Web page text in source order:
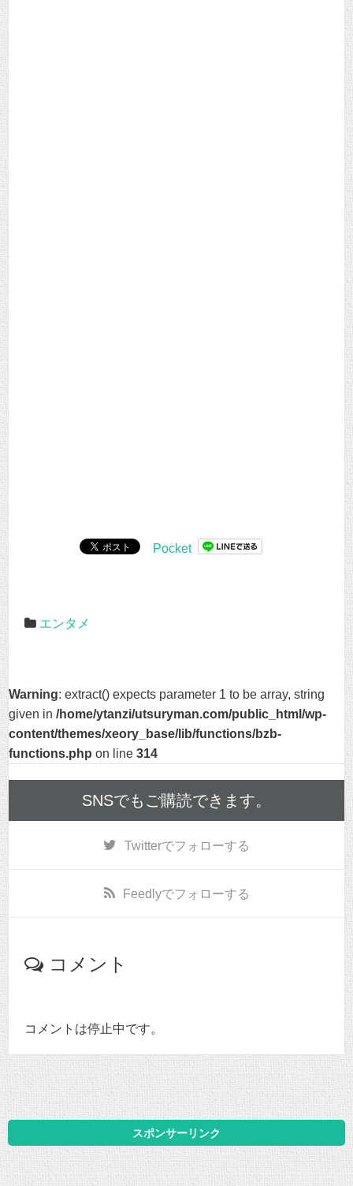
Pocket
エンタメ
Warning: extract() expects parameter 1 to be array, string
given in /home/ytanzi/utsuryman.com/public_html/wp-
content/themes/xeory_base/lib/functions/bzb-
functions.php on line 314
SNSでもご購読できます。
Twitterでフォローする
Feedlyでフォローする
コメント
コメントは停止中です。
スポンサーリンク